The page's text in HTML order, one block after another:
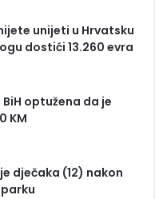
unijeti u Hrvatsku
dostići 13.260 evra
BiH optužena da je
KM
dječaka (12) nakon